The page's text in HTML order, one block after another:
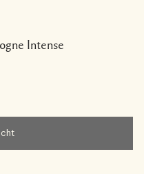
Intense